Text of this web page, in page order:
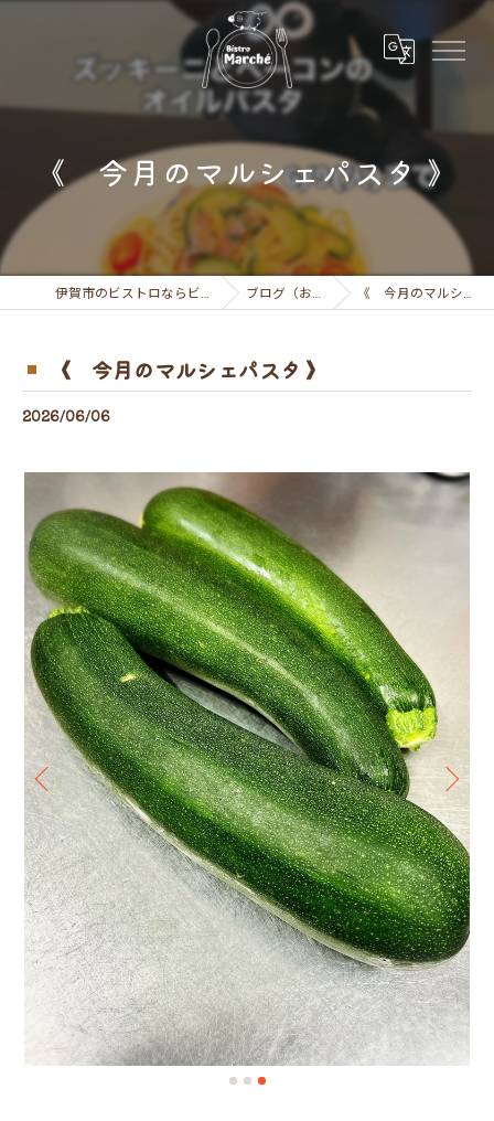
《 今月のマルシェパスタ 》
伊賀市のビストロならビストロ マルシェ ブログ（お知らせ） 《 今月のマルシェパスタ 》
《 今月のマルシェパスタ 》
2026/06/06